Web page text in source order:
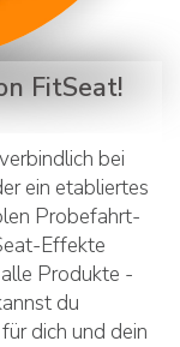
FitSeat!
bei
ein etabliertes
Probefahrt-
Effekte
Produkte -
du
dich und dein